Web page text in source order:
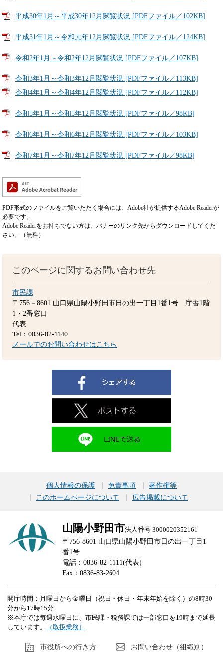
平成30年1月～平成30年12月閲覧状況 [PDFファイル／102KB]
平成31年1月～令和元年12月閲覧状況 [PDFファイル／124KB]
令和2年1月～令和2年12月閲覧状況 [PDFファイル／107KB]
令和3年1月～令和3年12月閲覧状況 [PDFファイル／113KB]
令和4年1月～令和4年12月閲覧状況 [PDFファイル／112KB]
令和5年1月～令和5年12月閲覧状況 [PDFファイル／98KB]
令和6年1月～令和6年12月閲覧状況 [PDFファイル／103KB]
令和7年1月～令和7年12月閲覧状況 [PDFファイル／98KB]
PDF形式のファイルをご覧いただく場合には、Adobe社が提供するAdobe Readerが
必要です。
Adobe Readerをお持ちでない方は、バナーのリンク先からダウンロードしてくだ
さい。（無料）
このページに関するお問い合わせ先
市民課
〒756－8601 山口県山陽小野田市日の出一丁目1番1号 庁舎1階
1・2番窓口
代表
Tel：0836-82-1140
メールでのお問い合わせはこちら
個人情報の保護 免責事項
著作権等
このホームページについて
広告掲載について
山陽小野田市法人番号 3000020352161
〒756-8601 山口県山陽小野田市日の出一丁目1
番1号
電話：0836-82-1111(代表)
Fax：0836-83-2604
開庁時間：月曜日から金曜日（祝日・休日・年末年始を除く）の8時30
分から17時15分
※本庁では毎週水曜日に、市民課・税務課では一部窓口を19時まで延長
しています。
（取扱業務）
市役所への行き方 お問い合わせ（組織別）